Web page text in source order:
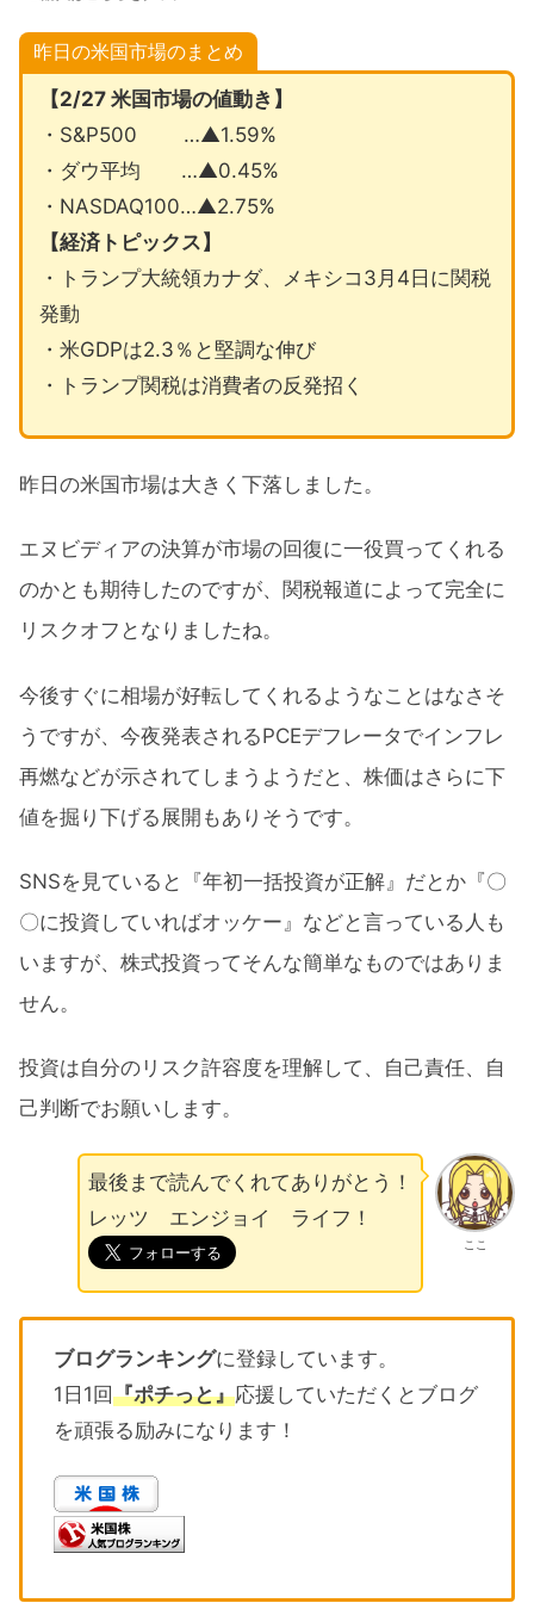
昨日の米国市場のまとめ
【2/27 米国市場の値動き】
・S&P500 …▲1.59%
・ダウ平均 …▲0.45%
・NASDAQ100…▲2.75%
【経済トピックス】
・トランプ大統領カナダ、メキシコ3月4日に関税
発動
・米GDPは2.3％と堅調な伸び
・トランプ関税は消費者の反発招く
昨日の米国市場は大きく下落しました。
エヌビディアの決算が市場の回復に一役買ってくれる
のかとも期待したのですが、関税報道によって完全に
リスクオフとなりましたね。
今後すぐに相場が好転してくれるようなことはなさそ
うですが、今夜発表されるPCEデフレータでインフレ
再燃などが示されてしまうようだと、株価はさらに下
値を掘り下げる展開もありそうです。
SNSを見ていると『年初一括投資が正解』だとか『〇
〇に投資していればオッケー』などと言っている人も
いますが、株式投資ってそんな簡単なものではありま
せん。
投資は自分のリスク許容度を理解して、自己責任、自
己判断でお願いします。
ここ
最後まで読んでくれてありがとう！
レッツ エンジョイ ライフ！
ブログランキングに登録しています。
1日1回『ポチっと』応援していただくとブログ
を頑張る励みになります！